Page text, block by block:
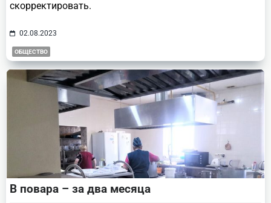
скорректировать.
02.08.2023
ОБЩЕСТВО
В повара – за два месяца